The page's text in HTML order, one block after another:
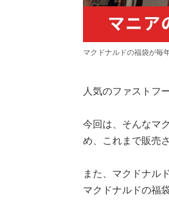
マクドナルドの福袋が毎
人気のファストフ
今回は、そんなマ
め、これまで販売
また、マクドナル
マクドナルドの福